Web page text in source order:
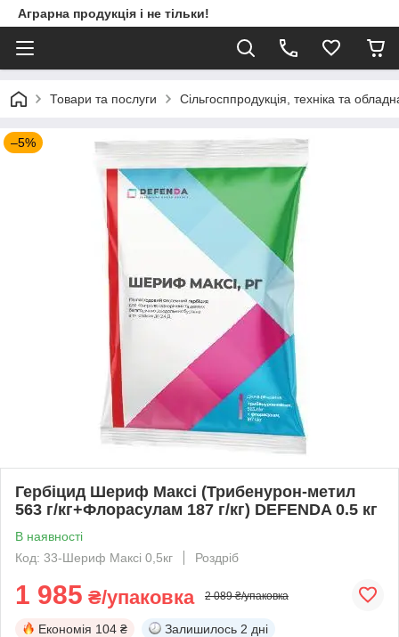
Аграрна продукція і не тільки!
Товари та послуги Сільгосппродукція, техніка та
–5%
Гербіцид Шериф Максі (Трибенурон-метил
563 г/кг+Флорасулам 187 г/кг) DEFENDA 0.5 кг
В наявності
Код: 33-Шериф Максі 0,5кг
Роздріб
1 985 ₴/упаковка 2 089 ₴/упаковка
Економія 104 ₴ Залишилось 2 дні